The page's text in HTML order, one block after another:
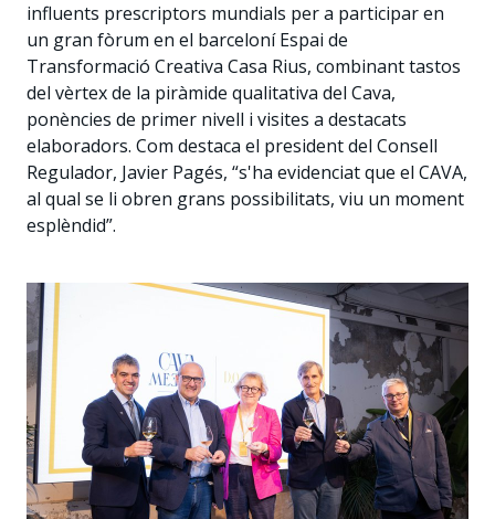
influents prescriptors mundials per a participar en
un gran fòrum en el barceloní Espai de
Transformació Creativa Casa Rius, combinant tastos
del vèrtex de la piràmide qualitativa del Cava,
ponències de primer nivell i visites a destacats
elaboradors. Com destaca el president del Consell
Regulador, Javier Pagés, “s'ha evidenciat que el CAVA,
al qual se li obren grans possibilitats, viu un moment
esplèndid”.